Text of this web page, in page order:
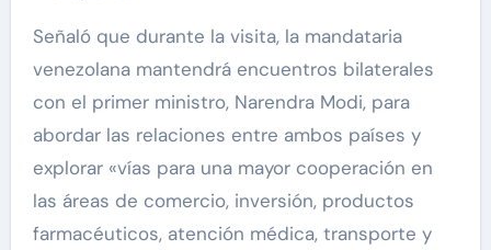
Señaló que durante la visita, la mandataria
venezolana mantendrá encuentros bilaterales
con el primer ministro, Narendra Modi, para
abordar las relaciones entre ambos países y
explorar «vías para una mayor cooperación en
las áreas de comercio, inversión, productos
farmacéuticos, atención médica, transporte y